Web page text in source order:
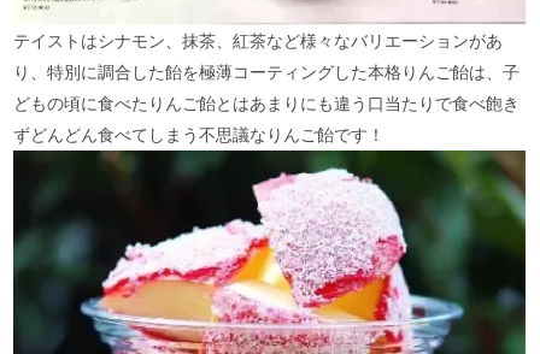
テイストはシナモン、抹茶、紅茶など様々なバリエーションがあ
り、特別に調合した飴を極薄コーティングした本格りんご飴は、子
どもの頃に食べたりんご飴とはあまりにも違う口当たりで食べ飽き
ずどんどん食べてしまう不思議なりんご飴です！